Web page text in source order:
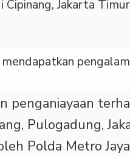
Jakarta
penganiayaan
Pulogadung,
Polda Metro